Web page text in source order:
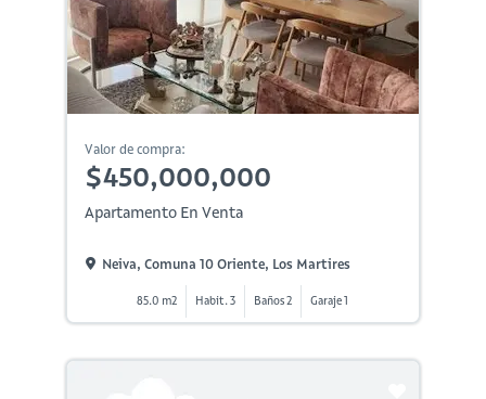
Valor de compra:
$450,000,000
Apartamento En Venta
Neiva, Comuna 10 Oriente, Los Martires
85.0 m2 Habit. 3 Baños 2 Garaje 1